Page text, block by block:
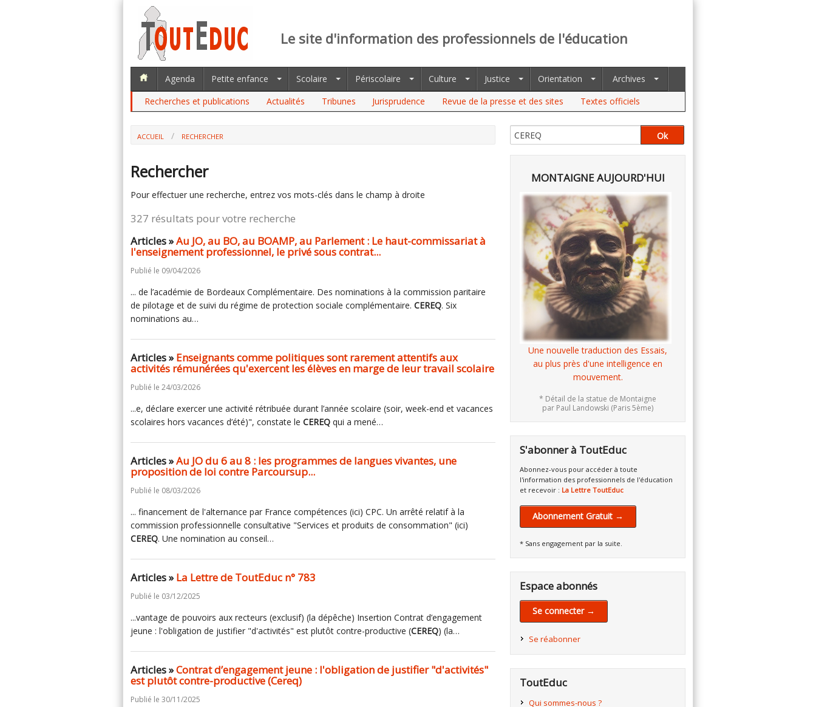
Le site d'information des professionnels de l'éducation
Agenda Petite enfance Scolaire Périscolaire Culture Justice Orientation
Archives
Recherches et publications
Actualités Tribunes Jurisprudence Revue de la presse et des sites Textes officiels
ACCUEIL RECHERCHER
Rechercher
Pour effectuer une recherche, entrez vos mots-clés dans le champ à droite
327 résultats pour votre recherche
Articles »Au JO, au BO, au BOAMP, au Parlement : Le haut-commissariat à
l'enseignement professionnel, le privé sous contrat...
Publié le 09/04/2026
... de l’académie de Bordeaux Complémentaire. Des nominations à la commission paritaire
de pilotage et de suivi du régime de protection sociale complémentaire. CEREQ. Six
nominations au…
Articles »Enseignants comme politiques sont rarement attentifs aux
activités rémunérées qu'exercent les élèves en marge de leur travail scolaire
Publié le 24/03/2026
...e, déclare exercer une activité rétribuée durant l’année scolaire (soir, week-end et vacances
scolaires hors vacances d’été)", constate le CEREQ qui a mené…
Articles »Au JO du 6 au 8 : les programmes de langues vivantes, une
proposition de loi contre Parcoursup...
Publié le 08/03/2026
... financement de l'alternance par France compétences (ici) CPC. Un arrêté relatif à la
commission professionnelle consultative "Services et produits de consommation" (ici)
CEREQ. Une nomination au conseil…
Articles »La Lettre de ToutEduc n° 783
Publié le 03/12/2025
...vantage de pouvoirs aux recteurs (exclusif) (la dépêche) Insertion Contrat d’engagement
jeune : l'obligation de justifier "d'activités" est plutôt contre-productive (CEREQ) (la…
Articles »Contrat d’engagement jeune : l'obligation de justifier "d'activités"
est plutôt contre-productive (Cereq)
Publié le 30/11/2025
MONTAIGNE AUJOURD'HUI
Une nouvelle traduction des Essais,
au plus près d'une intelligence en
mouvement.
* Détail de la statue de Montaigne
par Paul Landowski (Paris 5ème)
S'abonner à ToutEduc
Abonnez-vous pour accéder à toute
l'information des professionnels de l'éducation
et recevoir : La Lettre ToutEduc
Abonnement Gratuit →
* Sans engagement par la suite.
Espace abonnés
Se connecter →
Se réabonner
ToutEduc
Qui sommes-nous ?